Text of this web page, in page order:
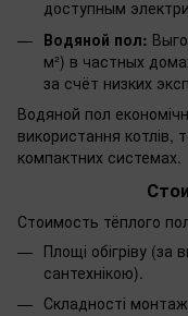
доступным
Водяной пол:
м²) в частных
за счёт низких
Водяной пол
використання котлів,
компактних системах.
Стоимость тёплого
Площі обігріву (за
сантехнікою).
Складності